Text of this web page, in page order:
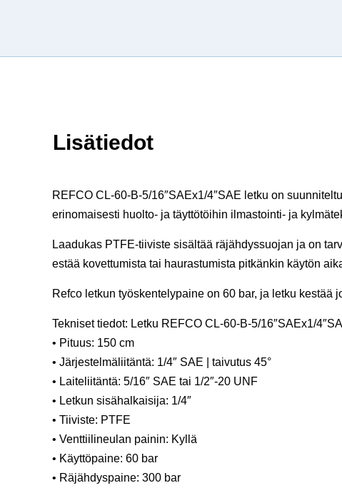
Lisätiedot
REFCO CL-60-B-5/16″SAEx1/4″SAE letku on
erinomaisesti huolto- ja täyttötöihin ilmastointi- ja
Laadukas PTFE-tiiviste sisältää räjähdyssuojan ja on
estää kovettumista tai haurastumista pitkänkin käytön
Refco letkun työskentelypaine on 60 bar, ja letku
Tekniset tiedot: Letku REFCO CL-60-B-5/16″SAEx1/
• Pituus: 150 cm
• Järjestelmäliitäntä: 1/4″ SAE | taivutus 45°
• Laiteliitäntä: 5/16″ SAE tai 1/2″-20 UNF
• Letkun sisähalkaisija: 1/4″
• Tiiviste: PTFE
• Venttiilineulan painin: Kyllä
• Käyttöpaine: 60 bar
• Räjähdyspaine: 300 bar